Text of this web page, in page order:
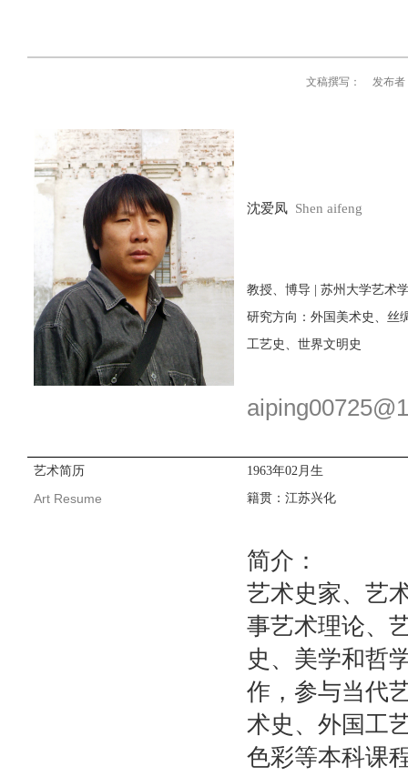
文稿撰写： 发布者
沈爱凤 Shen aifeng
教授、博导
苏州大学艺术
研究方向：外国美术史、丝
工艺史、世界文明史
艺术简历
Art Resume
1963年02月生
籍贯：江苏兴化
简介：
艺术史家、艺
事艺术理论、
史、美学和哲
作，参与当代
术史、外国工
色彩等本科课